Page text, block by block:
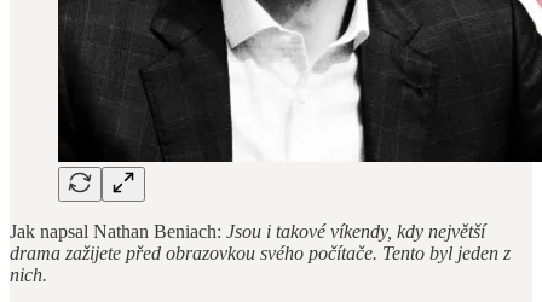
Jak napsal Nathan Beniach: Jsou i takové víkendy, kdy největší
drama zažijete před obrazovkou svého počítače. Tento byl jeden z
nich.